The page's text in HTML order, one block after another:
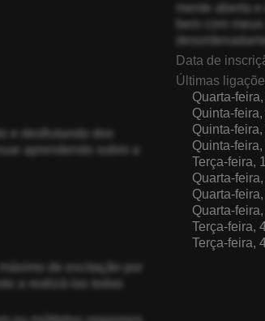
e desfrutando dos
aprendendo sobre a
de excitação por
a realizá-las todas
mente aberta
bem com
Data de
Últimas
Quarta-
Quinta-
Quinta-
Quinta-
Terça-feira,
Quarta-
Quarta-
Quarta-
Terça-feira,
Terça-feira,